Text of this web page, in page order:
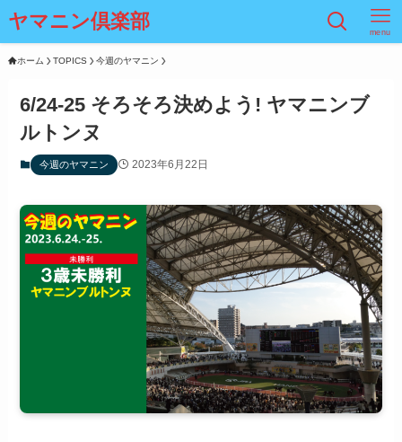
ヤマニン倶楽部 menu
ホーム TOPICS 今週のヤマニン
6/24-25 そろそろ決めよう! ヤマニンブ
ルトンヌ
今週のヤマニン 2023年6月22日